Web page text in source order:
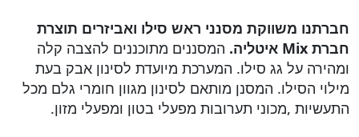
חברתנו משווקת מסנני ראש סילו ואביזרים תוצרת
חברת Mix איטליה.
המסננים מתוכננים להצבה קלה
ומהירה על גג סילו. המערכת מיועדת לסינון אבק בעת
מילוי הסילו. המסנן מותאם לסינון מגוון חומרי גלם מכל
התעשיות ,מכוני תערובות מפעלי בטון ומפעלי מזון.